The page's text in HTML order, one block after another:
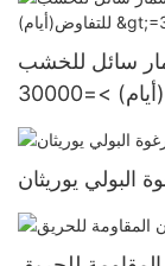
سائل للخشب
>12000(قطعة):قابل للتفاوض(أيام) >=30000